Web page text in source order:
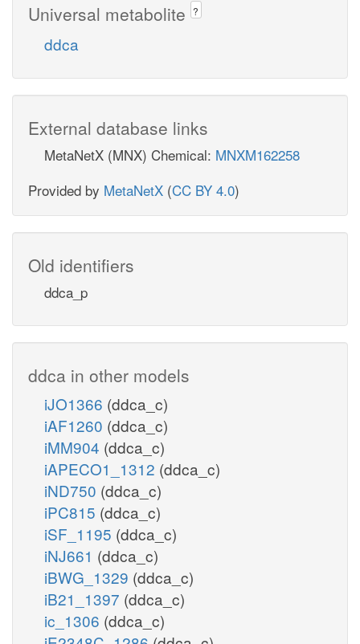
Universal metabolite ?
ddca
External database links
MetaNetX (MNX) Chemical: MNXM162258
Provided by MetaNetX (CC BY 4.0)
Old identifiers
ddca_p
ddca in other models
iJO1366 (ddca_c)
iAF1260 (ddca_c)
iMM904 (ddca_c)
iAPECO1_1312 (ddca_c)
iND750 (ddca_c)
iPC815 (ddca_c)
iSF_1195 (ddca_c)
iNJ661 (ddca_c)
iBWG_1329 (ddca_c)
iB21_1397 (ddca_c)
ic_1306 (ddca_c)